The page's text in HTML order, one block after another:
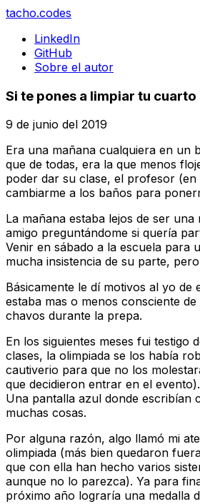
tacho.codes
LinkedIn
GitHub
Sobre el autor
Si te pones a limpiar tu
9 de junio del 2019
Era una mañana cualquiera en un
que de todas, era la que menos
poder dar su clase, el profesor
cambiarme a los baños para
La mañana estaba lejos de ser
amigo preguntándome si quería
Venir en sábado a la escuela para
mucha insistencia de su parte,
Básicamente le dí motivos al yo
estaba mas o menos consciente
chavos durante la prepa.
En los siguientes meses fui testigo
clases, la olimpiada se los había
cautiverio para que no los
que decidieron entrar en el
Una pantalla azul donde escribían
muchas cosas.
Por alguna razón, algo llamó mi
olimpiada (más bien quedaron
que con ella han hecho varios
aunque no lo parezca). Ya para
próximo año lograría una medalla